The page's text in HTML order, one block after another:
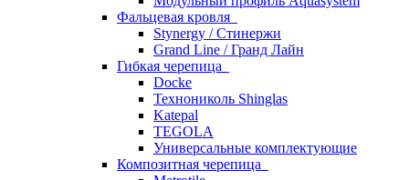
Фальцевая кровля
Stynergy / Стинержи
Grand Line / Гранд Лайн
Гибкая черепица
Docke
Технониколь Shinglas
Katepal
TEGOLA
Универсальные комплектующие
Композитная черепица